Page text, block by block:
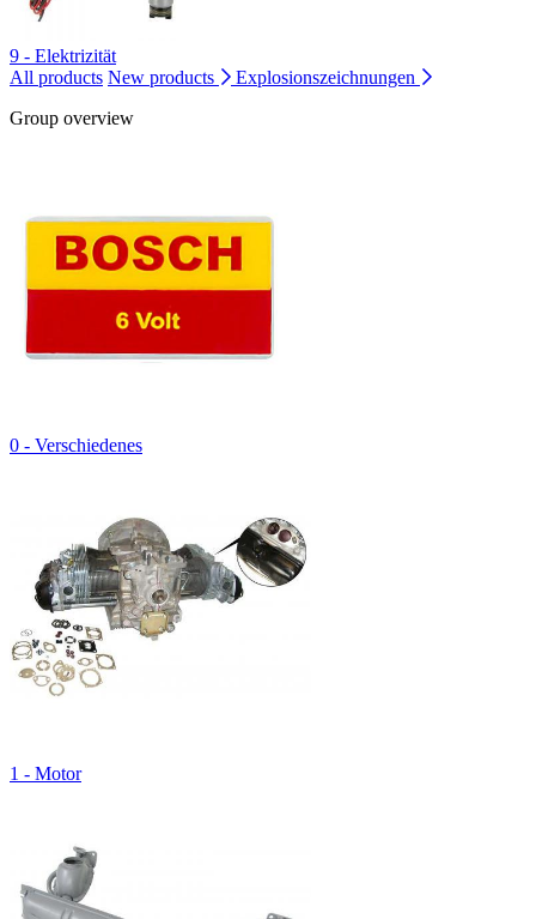
9 - Elektrizität
All products New products
Explosionszeichnungen
Group overview
0 - Verschiedenes
1 - Motor